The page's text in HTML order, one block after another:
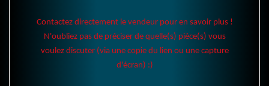
Contactez directement le vendeur pour en savoir plus !
N'oubliez pas de préciser de quelle(s) pièce(s) vous
voulez discuter (via une copie du lien ou une capture
d'écran) :)